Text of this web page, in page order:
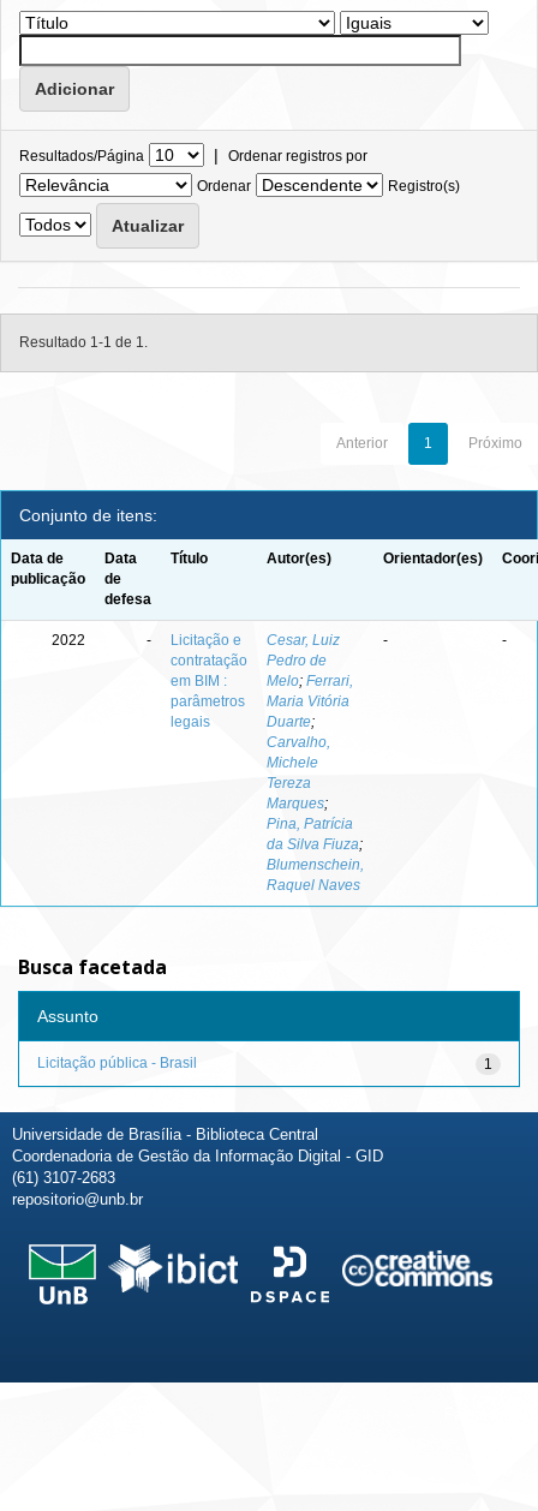
Resultados/Página | Ordenar registros por
Ordenar
Registro(s)
Resultado 1-1 de 1.
Anterior 1 Próximo
Conjunto de itens:
Data de
publicação
Data
de
defesa
Título Autor(es) Orientador(es)
2022 -
Licitação e
contratação
em BIM :
parâmetros
legais
Cesar, Luiz
Pedro de
Melo; Ferrari,
Maria Vitória
Duarte;
Carvalho,
Michele
Tereza
Marques;
Pina, Patrícia
da Silva Fiuza;
Blumenschein,
Raquel Naves
- -
Busca facetada
Assunto
1
Licitação pública - Brasil
Universidade de Brasília - Biblioteca Central
Coordenadoria de Gestão da Informação Digital - GID
(61) 3107-2683
repositorio@unb.br